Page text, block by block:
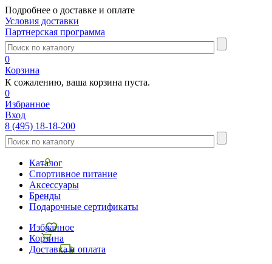
Подробнее о доставке и оплате
Условия доставки
Партнерская программа
0
Корзина
К сожалению, ваша корзина пуста.
0
Избранное
Вход
8 (495) 18-18-200
Каталог
Спортивное питание
Аксессуары
Бренды
Подарочные сертификаты
Избранное
Корзина
Доставка и оплата